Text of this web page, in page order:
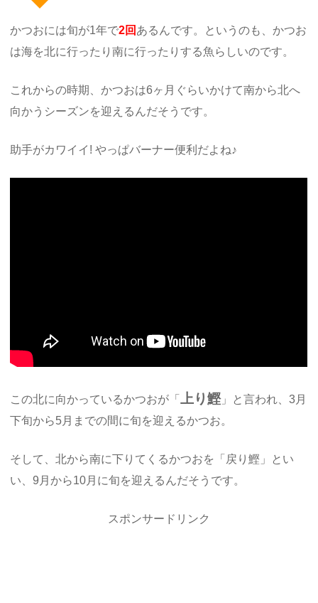
かつおには旬が1年で2回 あるんです。というのも、かつお
は海を北に行ったり南に行ったりする魚らしいのです。
これからの時期、かつおは6ヶ月ぐらいかけて南から北へ
向かうシーズンを迎えるんだそうです。
助手がカワイイ! やっぱバーナー便利だよね♪
この北に向かっているかつおが「 上り鰹」と言われ、3月
下旬から5月までの間に旬を迎えるかつお。
そして、北から南に下りてくるかつおを「戻り鰹」とい
い、9月から10月に旬を迎えるんだそうです。
スポンサードリンク